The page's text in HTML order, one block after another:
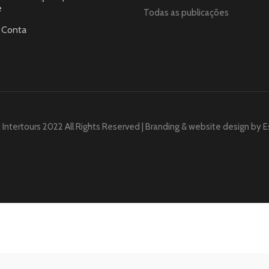
Todas as publicações
2022 All Rights Reserved | Branding & website design by